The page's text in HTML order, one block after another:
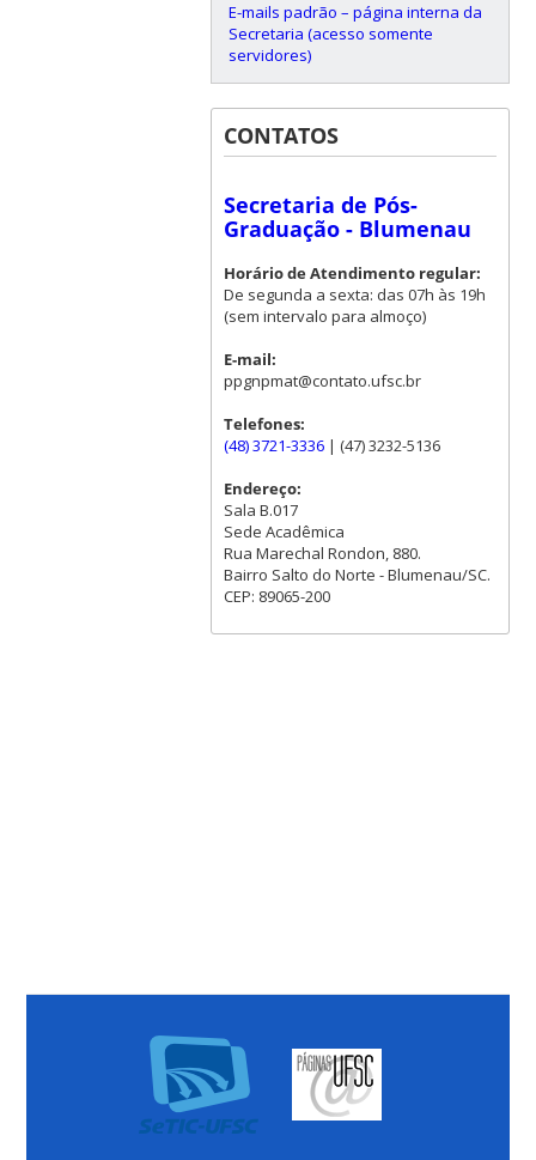
E-mails padrão – página interna da
Secretaria (acesso somente
servidores)
CONTATOS
Secretaria de Pós-
Graduação - Blumenau
Horário de Atendimento regular:
De segunda a sexta: das 07h às 19h
(sem intervalo para almoço)
E-mail:
ppgnpmat@contato.ufsc.br
Telefones:
(48) 3721-3336| (47) 3232-5136
Endereço:
Sala B.017
Sede Acadêmica
Rua Marechal Rondon, 880.
Bairro Salto do Norte - Blumenau/SC.
CEP: 89065-200